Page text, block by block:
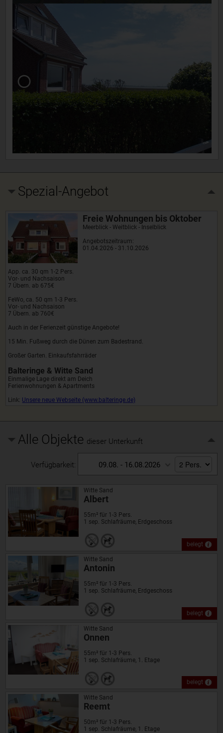
Spezial-Angebot
Freie Wohnungen bis Oktober
Meerblick - Weitblick - Inselblick
Angebotszeitraum:
01.04.2026 - 31.10.2026
App. ca. 30 qm 1-2 Pers.
Vor- und Nachsaison
7 Übern. ab 675€
FeWo, ca. 50 qm 1-3 Pers.
Vor- und Nachsaison
7 Übern. ab 760€
Auch in der Ferienzeit günstige Angebote!
15 Min. Fußweg durch die Dünen zum Badestrand.
Großer Garten. Einkaufsfahrräder
Balteringe & Witte Sand
Einmalige Lage direkt am Deich
Ferienwohnungen & Apartments
Link: Unsere neue Webseite (www.balteringe.de)
Alle Objekte dieser Unterkunft
Verfügbarkeit: 09.08. - 16.08.2026
belegt
Witte Sand
Albert
55m² für 1-3 Pers.
1 sep. Schlafräume, Erdgeschoss
belegt
Witte Sand
Antonin
55m² für 1-3 Pers.
1 sep. Schlafräume, Erdgeschoss
belegt
Witte Sand
Onnen
55m² für 1-3 Pers.
1 sep. Schlafräume, 1. Etage
Witte Sand
Reemt
50m² für 1-3 Pers.
1 sep. Schlafräume, 1. Etage